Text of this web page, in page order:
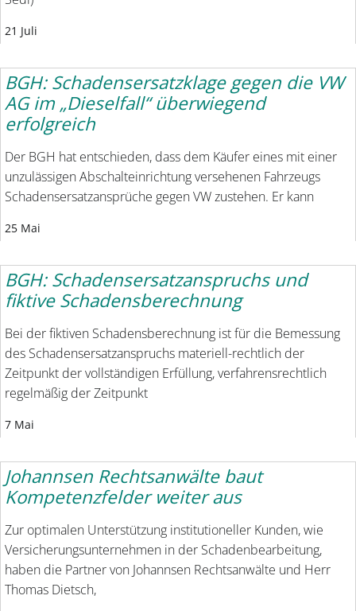
21 Juli
BGH: Schadensersatzklage gegen die VW
AG im „Dieselfall“ überwiegend
erfolgreich
Der BGH hat entschieden, dass dem Käufer eines mit einer
unzulässigen Abschalteinrichtung versehenen Fahrzeugs
Schadensersatzansprüche gegen VW zustehen. Er kann
25 Mai
BGH: Schadensersatzanspruchs und
fiktive Schadensberechnung
Bei der fiktiven Schadensberechnung ist für die Bemessung
des Schadensersatzanspruchs materiell-rechtlich der
Zeitpunkt der vollständigen Erfüllung, verfahrensrechtlich
regelmäßig der Zeitpunkt
7 Mai
Johannsen Rechtsanwälte baut
Kompetenzfelder weiter aus
Zur optimalen Unterstützung institutioneller Kunden, wie
Versicherungsunternehmen in der Schadenbearbeitung,
haben die Partner von Johannsen Rechtsanwälte und Herr
Thomas Dietsch,